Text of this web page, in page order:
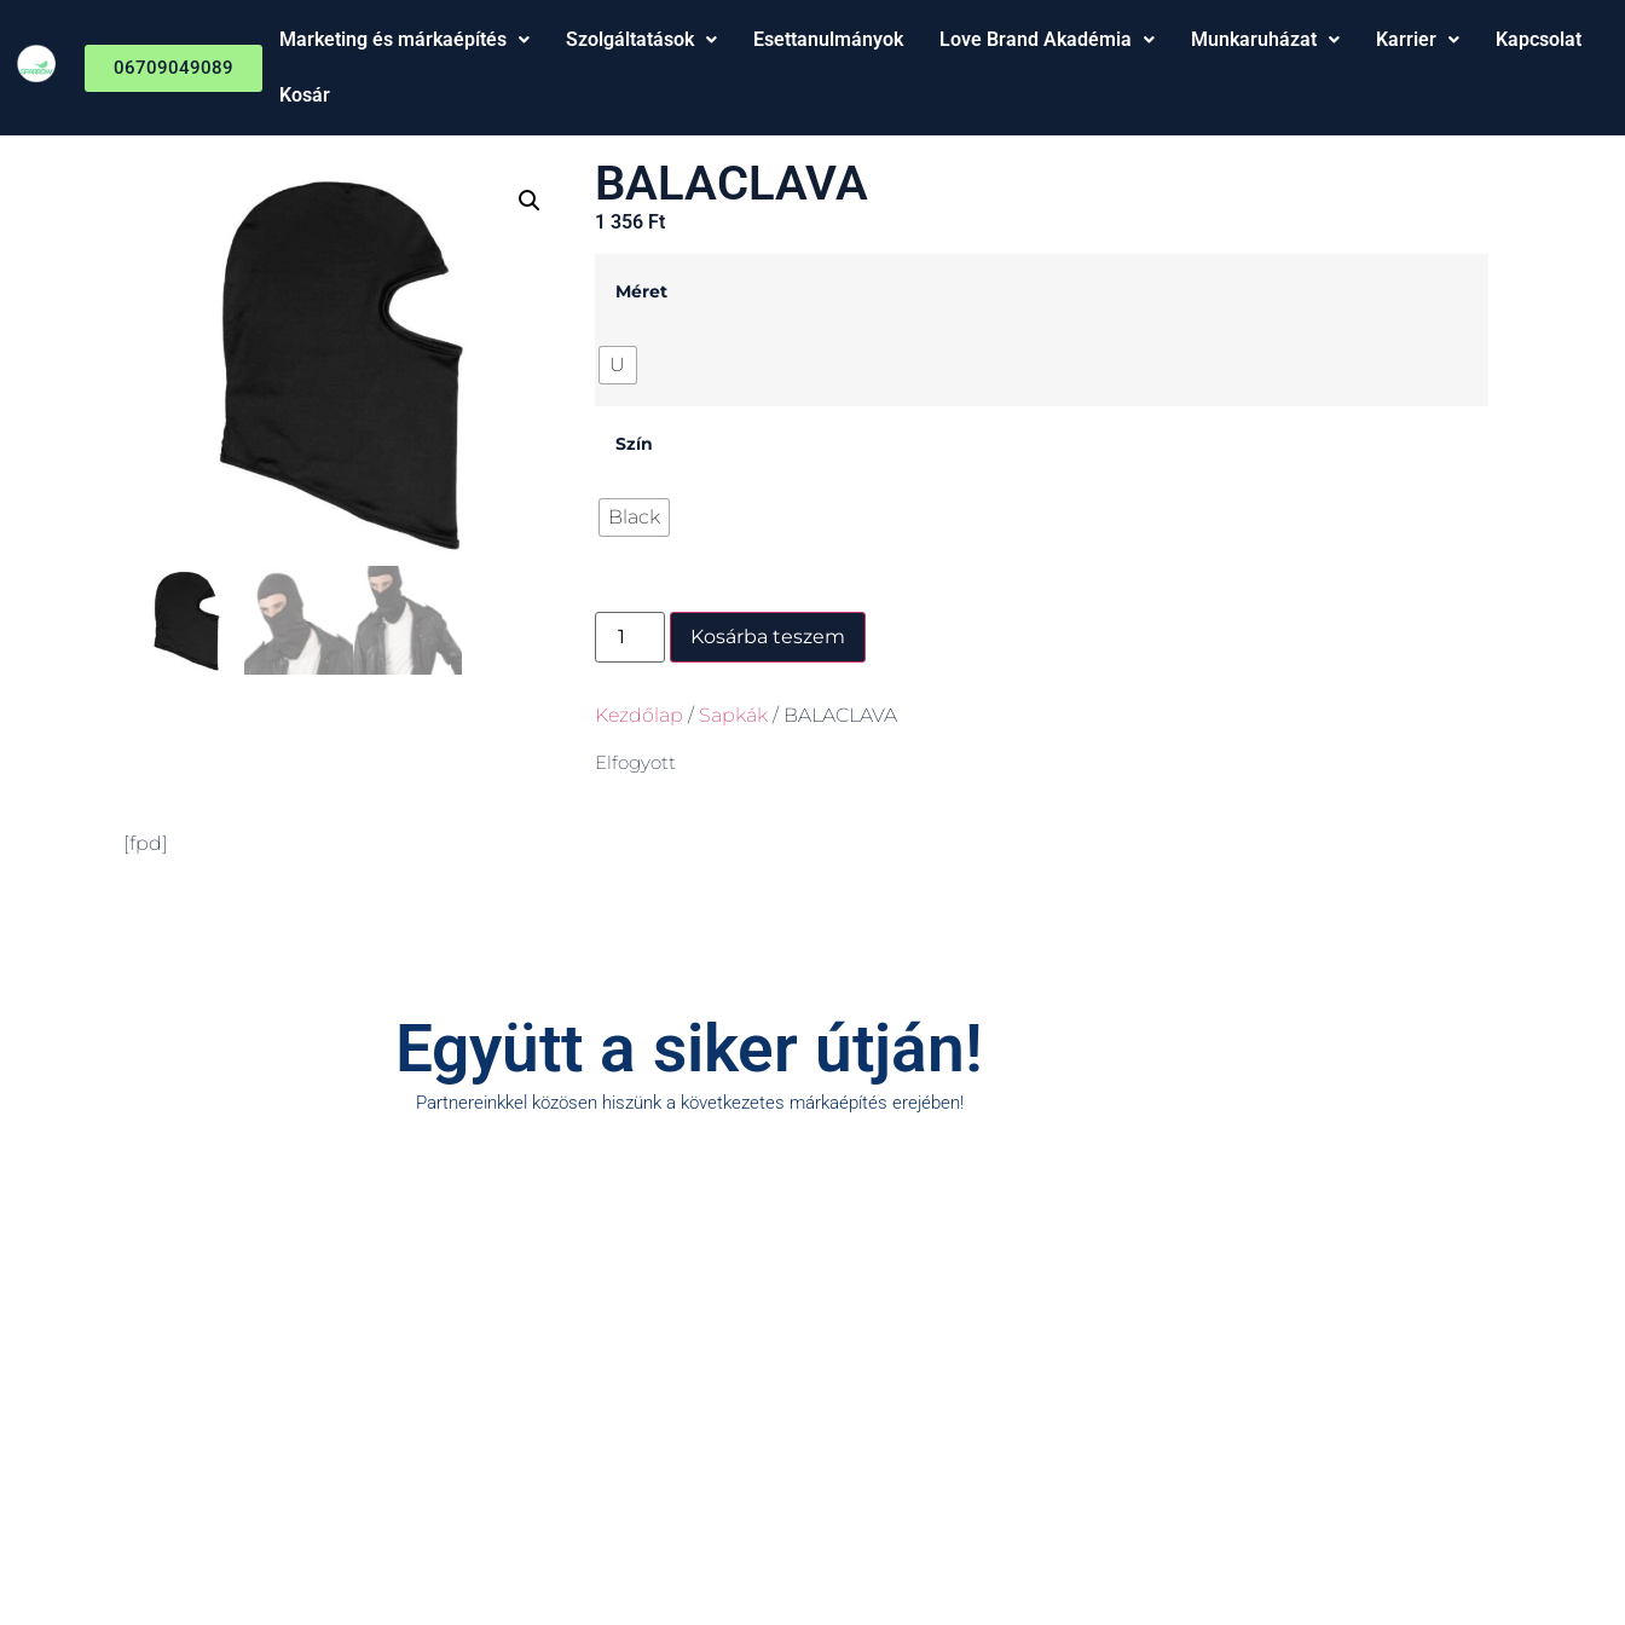
06709049089
Marketing és márkaépítés Szolgáltatások Esettanulmányok Love Brand Akadémia Munkaruházat Karrier Kapcsolat
Kosár
BALACLAVA
1 356 Ft
Méret
U
Szín
Black
Kosárba teszem
Kezdőlap / Sapkák/ BALACLAVA
Elfogyott
[fpd]
Együtt a siker útján!
Partnereinkkel közösen hiszünk a következetes márkaépítés erejében!